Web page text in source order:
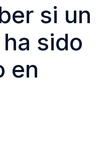
si un
sido
en